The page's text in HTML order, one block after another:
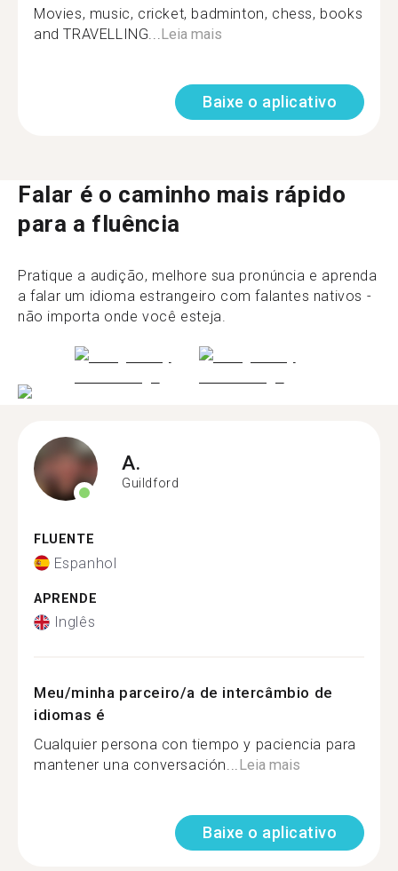
Movies, music, cricket, badminton, chess, books
and TRAVELLING... Leia mais
Baixe o aplicativo
Falar é o caminho mais rápido
para a fluência
Pratique a audição, melhore sua pronúncia e aprenda
a falar um idioma estrangeiro com falantes nativos -
não importa onde você esteja.
A.
Guildford
FLUENTE
Espanhol
APRENDE
Inglês
Meu/minha parceiro/a de intercâmbio de
idiomas é
Cualquier persona con tiempo y paciencia para
mantener una conversación...Leia mais
Baixe o aplicativo